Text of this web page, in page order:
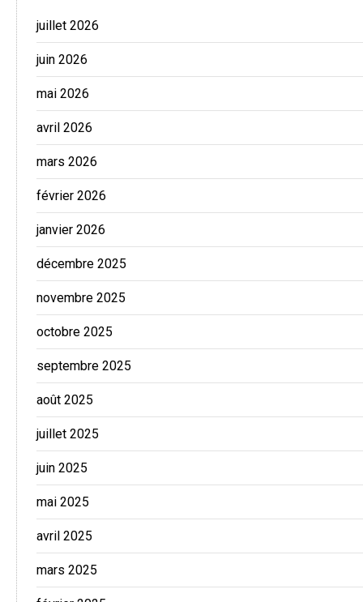
juillet 2026
juin 2026
mai 2026
avril 2026
mars 2026
février 2026
janvier 2026
décembre 2025
novembre 2025
octobre 2025
septembre 2025
août 2025
juillet 2025
juin 2025
mai 2025
avril 2025
mars 2025